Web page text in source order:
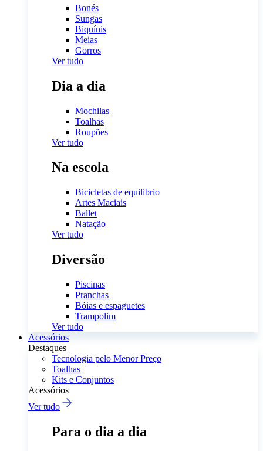
Bonés
Sungas
Biquínis
Meias
Gorros
Ver tudo
Dia a dia
Mochilas
Toalhas
Roupões
Ver tudo
Na escola
Bicicletas de equilibrio
Artes Maciais
Ballet
Natação
Ver tudo
Diversão
Piscinas
Pranchas
Bóias e espaguetes
Trampolim
Ver tudo
Acessórios
Destaques
Tecnologia pelo Menor Preço
Toalhas
Kits e Conjuntos
Acessórios
Ver tudo
Para o dia a dia